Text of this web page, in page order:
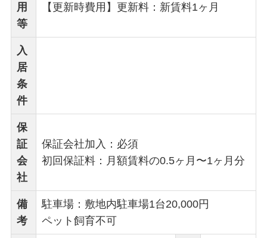
用
等
【更新時費用】更新料：新賃料1ヶ月
入
居
条
件
保
証
会
社
保証会社加入：必須
初回保証料：月額賃料の0.5ヶ月〜1ヶ月分
備
考
駐車場：敷地内駐車場1台20,000円
ペット飼育不可